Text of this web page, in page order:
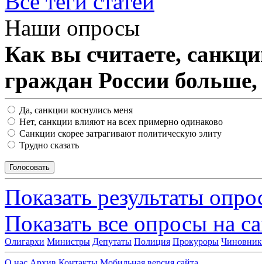
Наши опросы
Как вы считаете,
граждан России
Да, санкции коснулись меня
Нет, санкции влияют на всех примерно одинаково
Санкции скорее затрагивают политическую элиту
Трудно сказать
Показать результаты
Показать все опросы на
Олигархи Министры Депутаты Полиция Прокуроры